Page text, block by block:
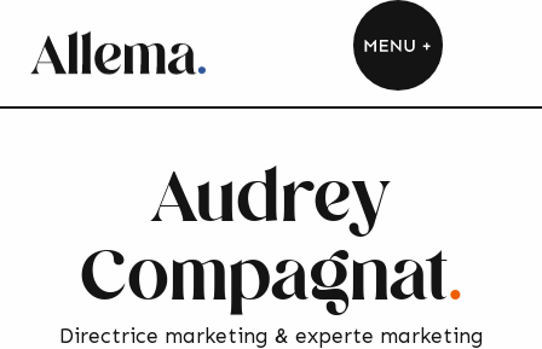
Audrey
Compagnat.
Directrice marketing & experte marketing